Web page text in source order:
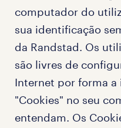
computador do
sua identificação
da Randstad. Os
são livres de
Internet por forma
"Cookies" no seu
entendam. Os